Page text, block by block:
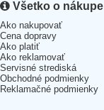
Všetko o nákupe
Ako nakupovať
Cena dopravy
Ako platiť
Ako reklamovať
Servisné strediská
Obchodné podmienky
Reklamačné podmienky